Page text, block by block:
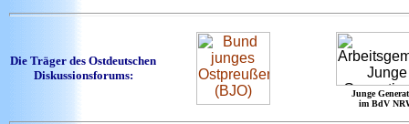
Die Träger des Ostdeutschen
Diskussionsforums:
Junge
im BdV